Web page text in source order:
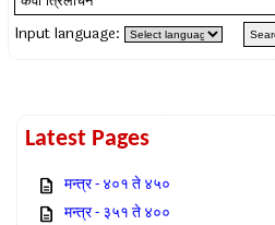
Input language:
Latest Pages
मन्त्र - ४०१ ते ४५०
मन्त्र - ३५१ ते ४००